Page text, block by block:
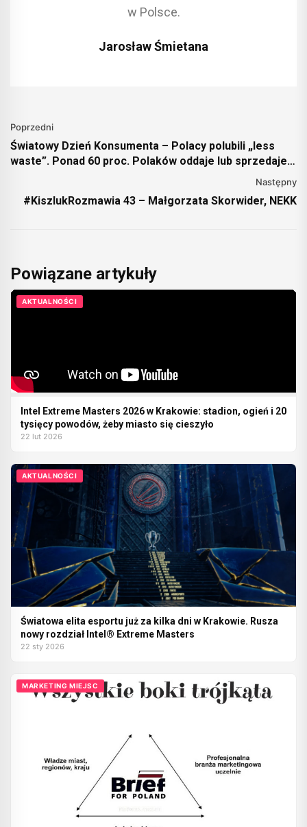
w Polsce.
Jarosław Śmietana
Poprzedni
Światowy Dzień Konsumenta – Polacy polubili „less
waste”. Ponad 60 proc. Polaków oddaje lub sprzedaje
Następny
#KiszlukRozmawia 43 – Małgorzata Skorwider, NEKK
Powiązane artykuły
AKTUALNOŚCI
Intel Extreme Masters 2026 w Krakowie: stadion, ogień i 20
tysięcy powodów, żeby miasto się cieszyło
22 lut 2026
AKTUALNOŚCI
Światowa elita esportu już za kilka dni w Krakowie. Rusza
nowy rozdział Intel® Extreme Masters
22 sty 2026
MARKETING MIEJSC